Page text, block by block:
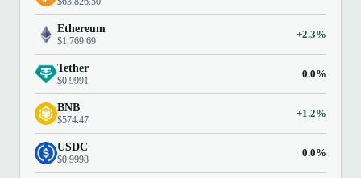
Ethereum
$1,769.69
+2.3%
Tether
$0.9991
0.0%
BNB
$574.47
+1.2%
USDC
$0.9998
0.0%